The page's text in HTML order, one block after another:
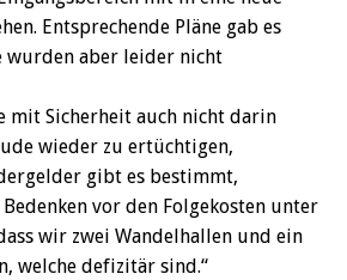
Entsprechende Pläne gab es
wurden aber leider nicht
mit Sicherheit auch nicht darin
wieder zu ertüchtigen,
gibt es bestimmt,
vor den Folgekosten unter
wir zwei Wandelhallen und ein
welche defizitär sind.“